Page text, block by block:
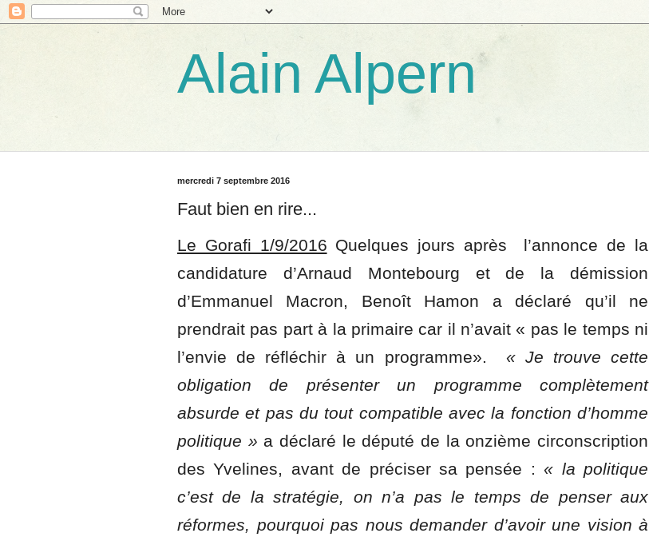
Alain Alpern
mercredi 7 septembre 2016
Faut bien en rire...
Le Gorafi 1/9/2016 Quelques jours après l’annonce de la
candidature d’Arnaud Montebourg et de la démission
d’Emmanuel Macron, Benoît Hamon a déclaré qu’il ne
prendrait pas part à la primaire car il n’avait « pas le temps ni
l’envie de réfléchir à un programme».
« Je trouve cette
obligation de présenter un programme complètement
absurde et pas du tout compatible avec la fonction d’homme
politique » a déclaré le député de la onzième circonscription
des Yvelines, avant de préciser sa pensée :« la politique
c’est de la stratégie, on n’a pas le temps de penser aux
réformes, pourquoi pas nous demander d’avoir une vision à